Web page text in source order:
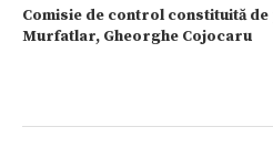
Comisie de control constituită
Murfatlar, Gheorghe Cojocaru